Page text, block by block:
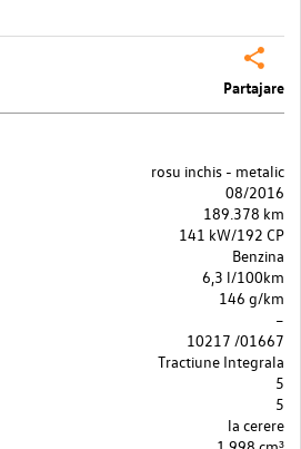
Partajare
rosu inchis - metalic
08/2016
189.378 km
141 kW/192 CP
Benzina
6,3 l/100km
146 g/km
–
10217 /01667
Tractiune Integrala
5
5
la cerere